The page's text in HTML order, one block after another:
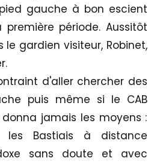
gauche à bon escient
période. Aussitôt
le gardien visiteur, Robinet,
d'aller chercher des
puis même si le CAB
jamais les moyens :
les Bastiais à distance
sans doute et avec